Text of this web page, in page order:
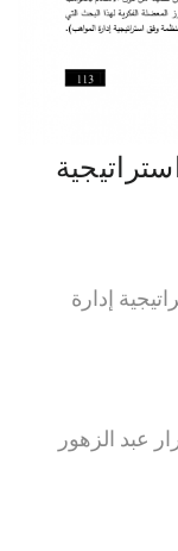
إدارة
عبد الزهور